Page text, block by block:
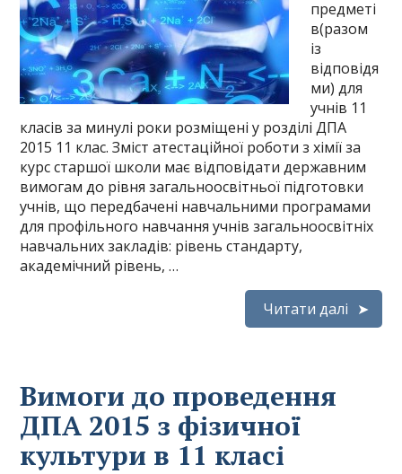
предметі
в(разом
із
відповідя
ми) для
учнів 11
класів за минулі роки розміщені у розділі ДПА
2015 11 клас. Зміст атестаційної роботи з хімії за
курс старшої школи має відповідати державним
вимогам до рівня загальноосвітньої підготовки
учнів, що передбачені навчальними програмами
для профільного навчання учнів загальноосвітніх
навчальних закладів: рівень стандарту,
академічний рівень, …
Читати далі
Вимоги до проведення
ДПА 2015 з фізичної
культури в 11 класі